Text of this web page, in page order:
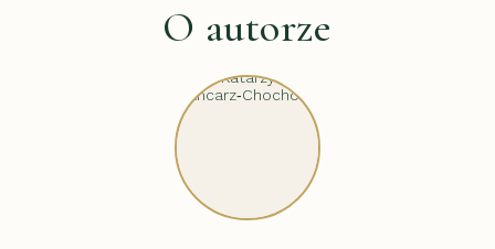
O autorze